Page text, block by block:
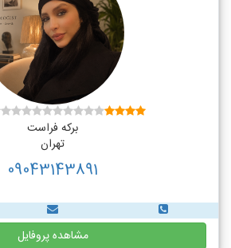
برکه فراست
تهران
09043143891
مشاهده پروفایل